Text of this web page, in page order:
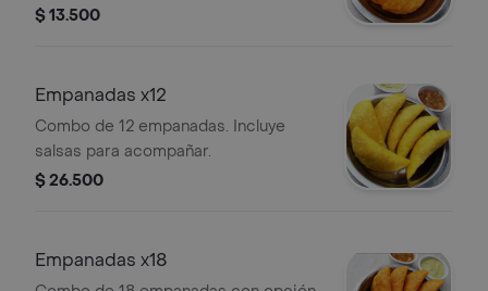
$ 13.500
Empanadas x12
Combo de 12 empanadas. Incluye
salsas para acompañar.
$ 26.500
Empanadas x18